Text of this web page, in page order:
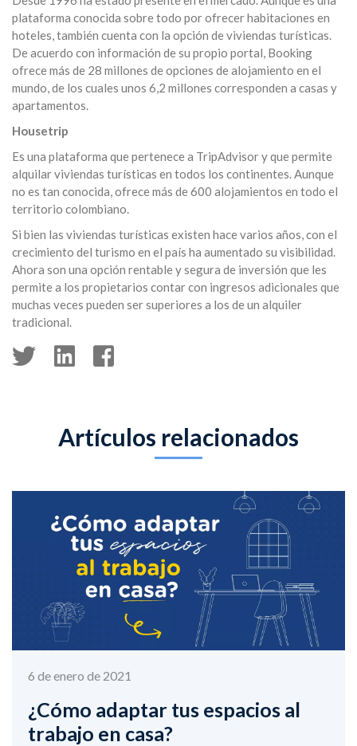
plataforma conocida sobre todo por ofrecer habitaciones en
hoteles, también cuenta con la opción de viviendas turísticas.
De acuerdo con información de su propio portal, Booking
ofrece más de 28 millones de opciones de alojamiento en el
mundo, de los cuales unos 6,2 millones corresponden a casas y
apartamentos.
Housetrip
Es una plataforma que pertenece a TripAdvisor y que permite
alquilar viviendas turísticas en todos los continentes. Aunque
no es tan conocida, ofrece más de 600 alojamientos en todo el
territorio colombiano.
Si bien las viviendas turísticas existen hace varios años, con el
crecimiento del turismo en el país ha aumentado su visibilidad.
Ahora son una opción rentable y segura de inversión que les
permite a los propietarios contar con ingresos adicionales que
muchas veces pueden ser superiores a los de un alquiler
tradicional.
Artículos relacionados
6 de enero de 2021
¿Cómo adaptar tus espacios al
trabajo en casa?